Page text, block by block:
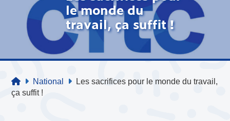
le monde du
travail, ça suffit !
National
Les sacrifices pour le monde du travail,
ça suffit !